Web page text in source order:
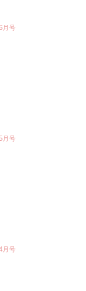
月号
月号
月号